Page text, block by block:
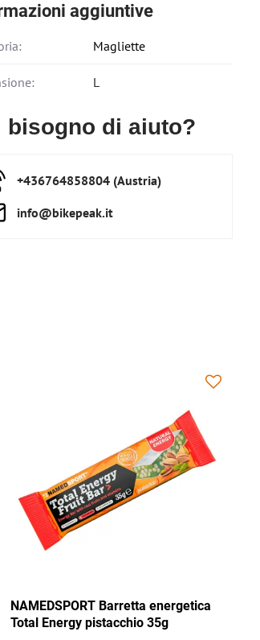
aggiuntive
Magliette
L
bisogno di aiuto?
+436764858804 (Austria)
info​@bikepeak​.it
Barretta energetica
mix Caraibi 35g